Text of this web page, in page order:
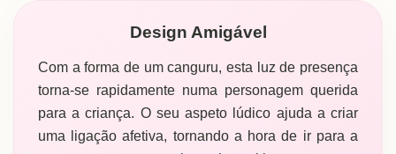
Design Amigável
Com a forma de um canguru, esta luz de presença
torna-se rapidamente numa personagem querida
para a criança. O seu aspeto lúdico ajuda a criar
uma ligação afetiva, tornando a hora de ir para a